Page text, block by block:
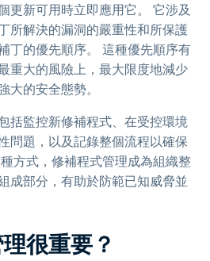
更新可用時立即應用它。 它涉及
所解決的漏洞的嚴重性和所保護
丁的優先順序。 這種優先順序有
重大的風險上，最大限度地減少
的安全態勢。
括監控新修補程式、在受控環境
問題，以及記錄整個流程以確保
方式，修補程式管理成為組織整
成部分，有助於防範已知威脅並
很重要？